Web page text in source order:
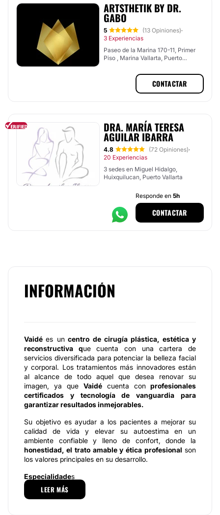
ARTSTHETIK BY DR.
GABO
5 (13 Opiniones)·
3 Experiencias
Paseo de la Marina 170-11, Primer
Piso , Marina Vallarta, Puerto
CONTACTAR
DRA. MARÍA TERESA
AGUILAR IBARRA
4.8 (72 Opiniones)·
20 Experiencias
3 sedes en Miguel Hidalgo,
Huixquilucan, Puerto Vallarta
Responde en 5h
CONTACTAR
INFORMACIÓN
Vaidées uncentro de cirugía plástica, estética y
reconstructiva que cuenta con una cartera de
servicios diversificada para potenciar la belleza facial
y corporal. Los tratamientos más innovadores están
al alcance de todo aquel que desea renovar su
imagen, ya que Vaidé cuenta con profesionales
certificados y tecnología de vanguardia para
garantizar resultados inmejorables.
Su objetivo es ayudar a los pacientes a mejorar su
calidad de vida y elevar su autoestima en un
ambiente confiable y lleno de confort, donde la
honestidad, el trato amable y ética profesional son
los valores principales en su desarrollo.
Especialidades
Vaidébrinda una gama amplia de procedimientos de
LEER MÁS